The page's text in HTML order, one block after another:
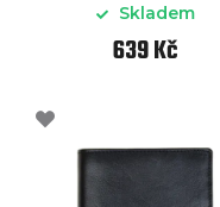
Skladem
639 Kč